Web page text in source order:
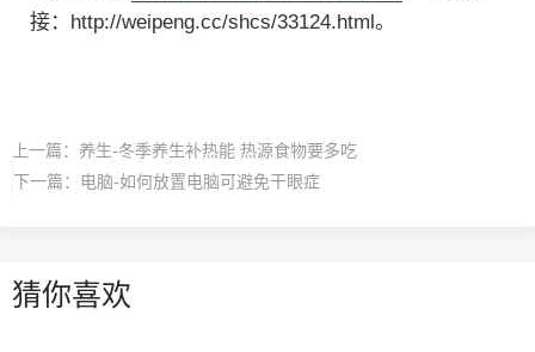
接：http://weipeng.cc/shcs/33124.html。
上一篇： 养生-冬季养生补热能 热源食物要多吃
下一篇： 电脑-如何放置电脑可避免干眼症
猜你喜欢